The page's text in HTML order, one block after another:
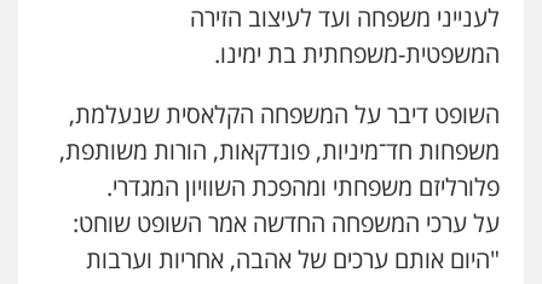
0522763105
עו"ד שאדי דבאח
פלילי פשיעה כלכלית תעבורה
0505643689
עו"ד יצחק איצקוביץ'
פלילי פשיעה חמורה צווארון לבן
לענייני משפחה ועד לעיצוב הזירה
המשפטית-משפחתית בת ימינו.
השופט דיבר על המשפחה הקלאסית שנעלמת,
משפחות חד־מיניות, פונדקאות, הורות משותפת,
פלורליזם משפחתי ומהפכת השוויון המגדרי.
על ערכי המשפחה החדשה אמר השופט שוחט:
"היום אותם ערכים של אהבה, אחריות וערבות